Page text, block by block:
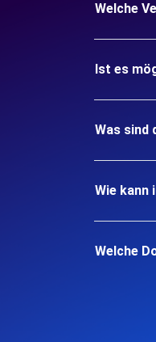
Welche
Ist es
Was sind
Wie kann
Welche